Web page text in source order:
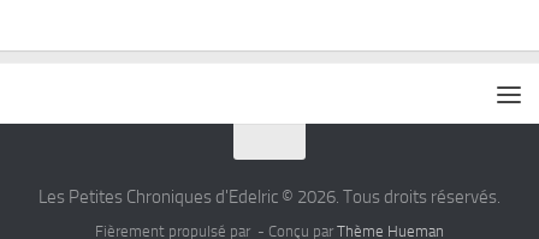
Les Petites Chroniques d'Edelric © 2026. Tous droits réservés.
Fièrement propulsé par - Conçu par Thème Hueman